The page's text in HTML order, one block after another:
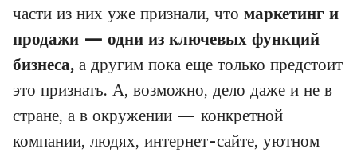
части из них уже признали, что маркетинг и
продажи — одни из ключевых функций
бизнеса, а другим пока еще только предстоит
это признать. А, возможно, дело даже и не в
стране, а в окружении — конкретной
компании, людях, интернет-сайте, уютном